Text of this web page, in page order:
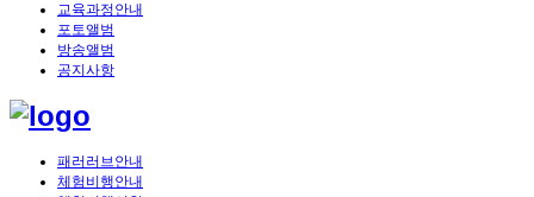
교육과정안내
포토앨범
방송앨범
공지사항
패러러브안내
체험비행안내